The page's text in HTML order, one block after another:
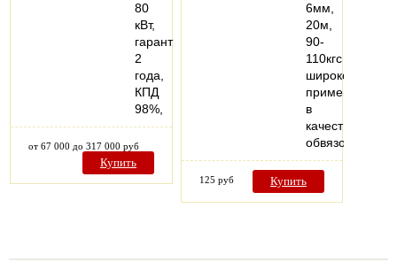
80
кВт,
гарантия
2
года,
КПД
98%,
от 67 000 до 317 000 руб
Купить
6мм,
20м,
90-
110кгс
широко
применяется
в
качестве
обвязочного…
125 руб Купить